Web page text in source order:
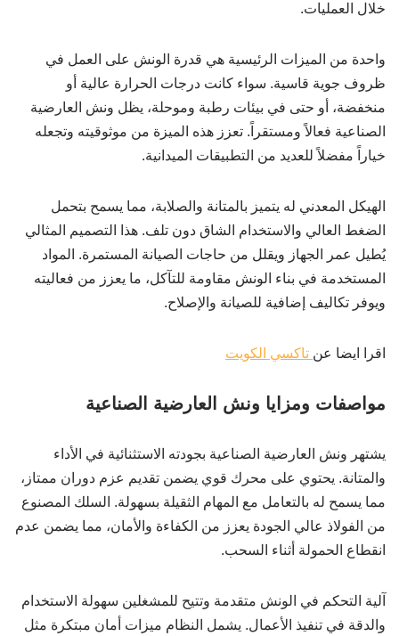
خلال العمليات.
واحدة من الميزات الرئيسية هي قدرة الونش على العمل في
ظروف جوية قاسية. سواء كانت درجات الحرارة عالية أو
منخفضة، أو حتى في بيئات رطبة وموحلة، يظل ونش العارضية
الصناعية فعالاً ومستقراً. تعزز هذه الميزة من موثوقيته وتجعله
خياراً مفضلاً للعديد من التطبيقات الميدانية.
الهيكل المعدني له يتميز بالمتانة والصلابة، مما يسمح بتحمل
الضغط العالي والاستخدام الشاق دون تلف. هذا التصميم المثالي
يُطيل عمر الجهاز ويقلل من حاجات الصيانة المستمرة. المواد
المستخدمة في بناء الونش مقاومة للتآكل، ما يعزز من فعاليته
ويوفر تكاليف إضافية للصيانة والإصلاح.
اقرا ايضا عن تاكسي الكويت
مواصفات ومزايا ونش العارضية الصناعية
يشتهر ونش العارضية الصناعية بجودته الاستثنائية في الأداء
والمتانة. يحتوي على محرك قوي يضمن تقديم عزم دوران ممتاز،
مما يسمح له بالتعامل مع المهام الثقيلة بسهولة. السلك المصنوع
من الفولاذ عالي الجودة يعزز من الكفاءة والأمان، مما يضمن عدم
انقطاع الحمولة أثناء السحب.
آلية التحكم في الونش متقدمة وتتيح للمشغلين سهولة الاستخدام
والدقة في تنفيذ الأعمال. يشمل النظام ميزات أمان مبتكرة مثل